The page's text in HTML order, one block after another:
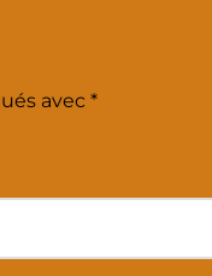
avec *